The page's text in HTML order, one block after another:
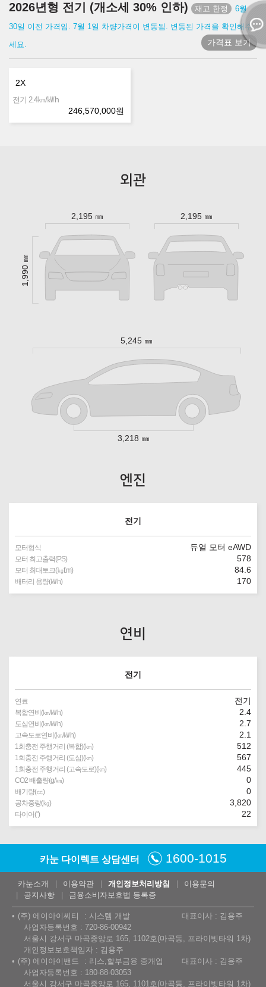
2026년형 전기 (개소세 30% 인하)
6월
30일 이전 가격임. 7월 1일 차량가격이 변동됨. 변동된 가격을 확인해주
세요.
가격표 보기
2X
전기 2.4㎞/㎾h
246,570,000원
외관
2,195 ㎜ 2,195 ㎜
1,990 ㎜
5,245 ㎜
3,218 ㎜
엔진
전기
모터형식 듀얼 모터 eAWD
모터 최고출력(PS) 578
모터 최대토크(㎏f.m) 84.6
배터리 용량(㎾h) 170
연비
전기
연료 전기
복합연비(㎞/㎾h) 2.4
도심연비(㎞/㎾h) 2.7
고속도로연비(㎞/㎾h) 2.1
1회충전 주행거리 (복합)(㎞) 512
1회충전 주행거리 (도심)(㎞) 567
1회충전 주행거리 (고속도로)(㎞) 445
CO2 배출량(g/㎞) 0
배기량(㏄) 0
공차중량(㎏) 3,820
타이어(″) 22
카눈 다이렉트 상담센터 1600-1015
카눈소개 이용약관 개인정보처리방침
이용문의
공지사항
금융소비자보호법 등록증
(주) 에이아이씨티 시스템 개발
대표이사 : 김용주
사업자등록번호 : 720-86-00942
서울시 강서구 마곡중앙로 165, 1102호(마곡동, 프라이빗타워 1차)
개인정보보호책임자 : 김용주
(주) 에이아이밴드
리스,할부금융 중개업
대표이사 : 김용주
사업자등록번호 : 180-88-03053
서울시 강서구 마곡중앙로 165, 1101호(마곡동, 프라이빗타워 1차)